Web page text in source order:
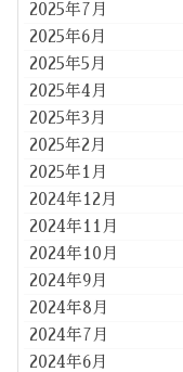
2025年7月
2025年6月
2025年5月
2025年4月
2025年3月
2025年2月
2025年1月
2024年12月
2024年11月
2024年10月
2024年9月
2024年8月
2024年7月
2024年6月